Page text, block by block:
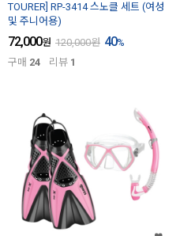
TOURER] RP-3414 스노클 세트 (여성
및 주니어용)
72,000원 120,000원 40%
구매 24 리뷰 1